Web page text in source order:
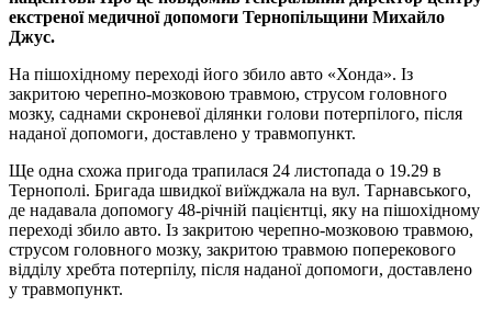
екстреної медичної допомоги Тернопільщини Михайло
Джус.
На пішохідному переході його збило авто «Хонда». Із
закритою черепно-мозковою травмою, струсом головного
мозку, саднами скроневої ділянки голови потерпілого, після
наданої допомоги, доставлено у травмопункт.
Ще одна схожа пригода трапилася 24 листопада о 19.29 в
Тернополі. Бригада швидкої виїжджала на вул. Тарнавського,
де надавала допомогу 48-річній пацієнтці, яку на пішохідному
переході збило авто. Із закритою черепно-мозковою травмою,
струсом головного мозку, закритою травмою поперекового
відділу хребта потерпілу, після наданої допомоги, доставлено
у травмопункт.